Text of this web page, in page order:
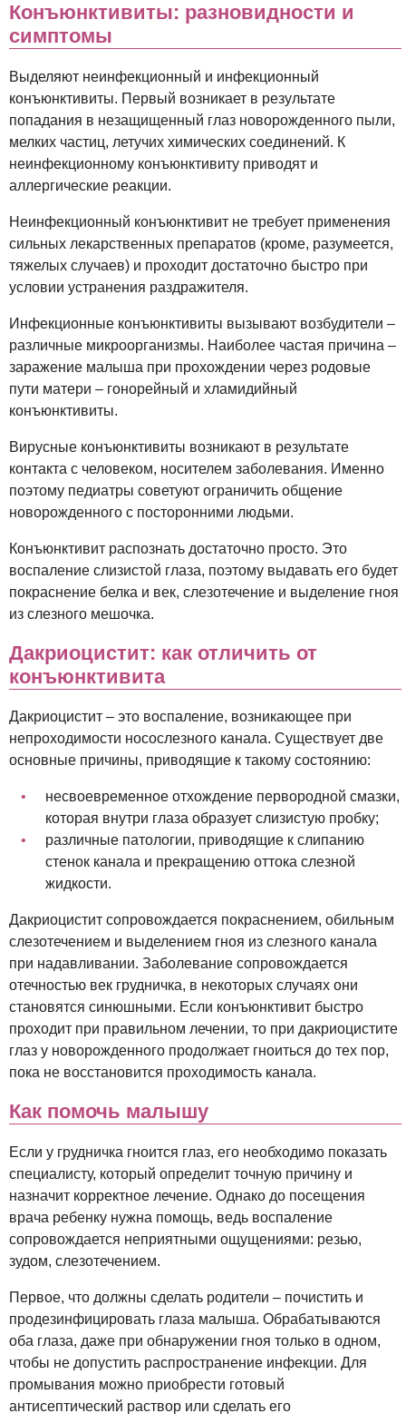
Конъюнктивиты: разновидности и
симптомы
Выделяют неинфекционный и инфекционный
конъюнктивиты. Первый возникает в результате
попадания в незащищенный глаз новорожденного пыли,
мелких частиц, летучих химических соединений. К
неинфекционному конъюнктивиту приводят и
аллергические реакции.
Неинфекционный конъюнктивит не требует применения
сильных лекарственных препаратов (кроме, разумеется,
тяжелых случаев) и проходит достаточно быстро при
условии устранения раздражителя.
Инфекционные конъюнктивиты вызывают возбудители –
различные микроорганизмы. Наиболее частая причина –
заражение малыша при прохождении через родовые
пути матери – гонорейный и хламидийный
конъюнктивиты.
Вирусные конъюнктивиты возникают в результате
контакта с человеком, носителем заболевания. Именно
поэтому педиатры советуют ограничить общение
новорожденного с посторонними людьми.
Конъюнктивит распознать достаточно просто. Это
воспаление слизистой глаза, поэтому выдавать его будет
покраснение белка и век, слезотечение и выделение гноя
из слезного мешочка.
Дакриоцистит: как отличить от
конъюнктивита
Дакриоцистит – это воспаление, возникающее при
непроходимости носослезного канала. Существует две
основные причины, приводящие к такому состоянию:
несвоевременное отхождение первородной смазки,
которая внутри глаза образует слизистую пробку;
различные патологии, приводящие к слипанию
стенок канала и прекращению оттока слезной
жидкости.
Дакриоцистит сопровождается покраснением, обильным
слезотечением и выделением гноя из слезного канала
при надавливании. Заболевание сопровождается
отечностью век грудничка, в некоторых случаях они
становятся синюшными. Если конъюнктивит быстро
проходит при правильном лечении, то при дакриоцистите
глаз у новорожденного продолжает гноиться до тех пор,
пока не восстановится проходимость канала.
Как помочь малышу
Если у грудничка гноится глаз, его необходимо показать
специалисту, который определит точную причину и
назначит корректное лечение. Однако до посещения
врача ребенку нужна помощь, ведь воспаление
сопровождается неприятными ощущениями: резью,
зудом, слезотечением.
Первое, что должны сделать родители – почистить и
продезинфицировать глаза малыша. Обрабатываются
оба глаза, даже при обнаружении гноя только в одном,
чтобы не допустить распространение инфекции. Для
промывания можно приобрести готовый
антисептический раствор или сделать его